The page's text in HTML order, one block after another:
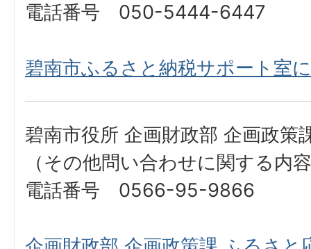
電話番号 050-5444-6447
碧南市ふるさと納税サポート室
碧南市役所 企画財政部 企画政策
（その他問い合わせに関する内
電話番号 0566-95-9866